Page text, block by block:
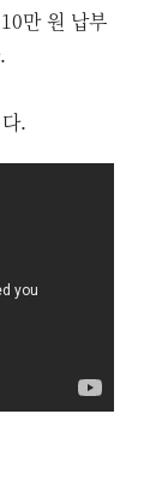
만 원 납부
.